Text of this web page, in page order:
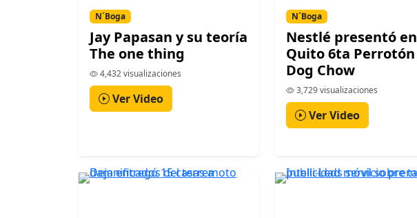
N´Boga
Jay Papasan y su teoría
The one thing
4,432 visualizaciones
Ver Video
N´Boga
Nestlé presentó en
Quito 6ta Perrotón
Dog Chow
3,729 visualizaciones
Ver Video